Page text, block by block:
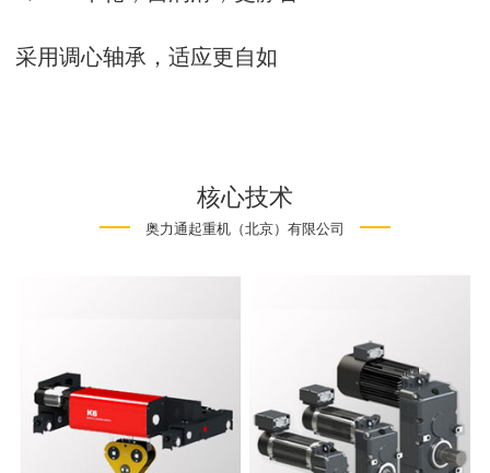
采用调心轴承，适应更自如
核心技术
奥力通起重机（北京）有限公司